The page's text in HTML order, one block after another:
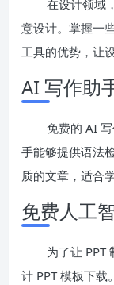
在设计领域
意设计。掌握一
工具的优势，让
AI 写作助
免费的 AI
手能够提供语法
质的文章，适合
免费人工
为了让 PPT
计 PPT 模板下载